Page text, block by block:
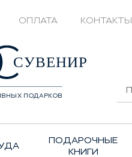
ОПЛАТА КОНТАКТЫ
СУВЕНИР
ПОДАРКОВ
ПОДАРОЧНЫЕ
КНИГИ